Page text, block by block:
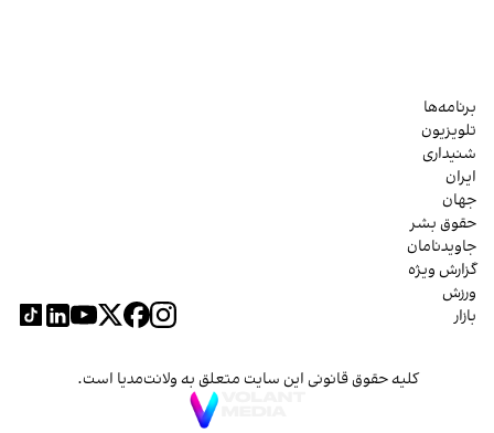
برنامه‌ها
تلویزیون
شنیداری
ایران
جهان
حقوق بشر
جاویدنامان
گزارش ویژه
ورزش
بازار
کلیه حقوق قانونی این سایت متعلق به ولانت‌مدیا است.